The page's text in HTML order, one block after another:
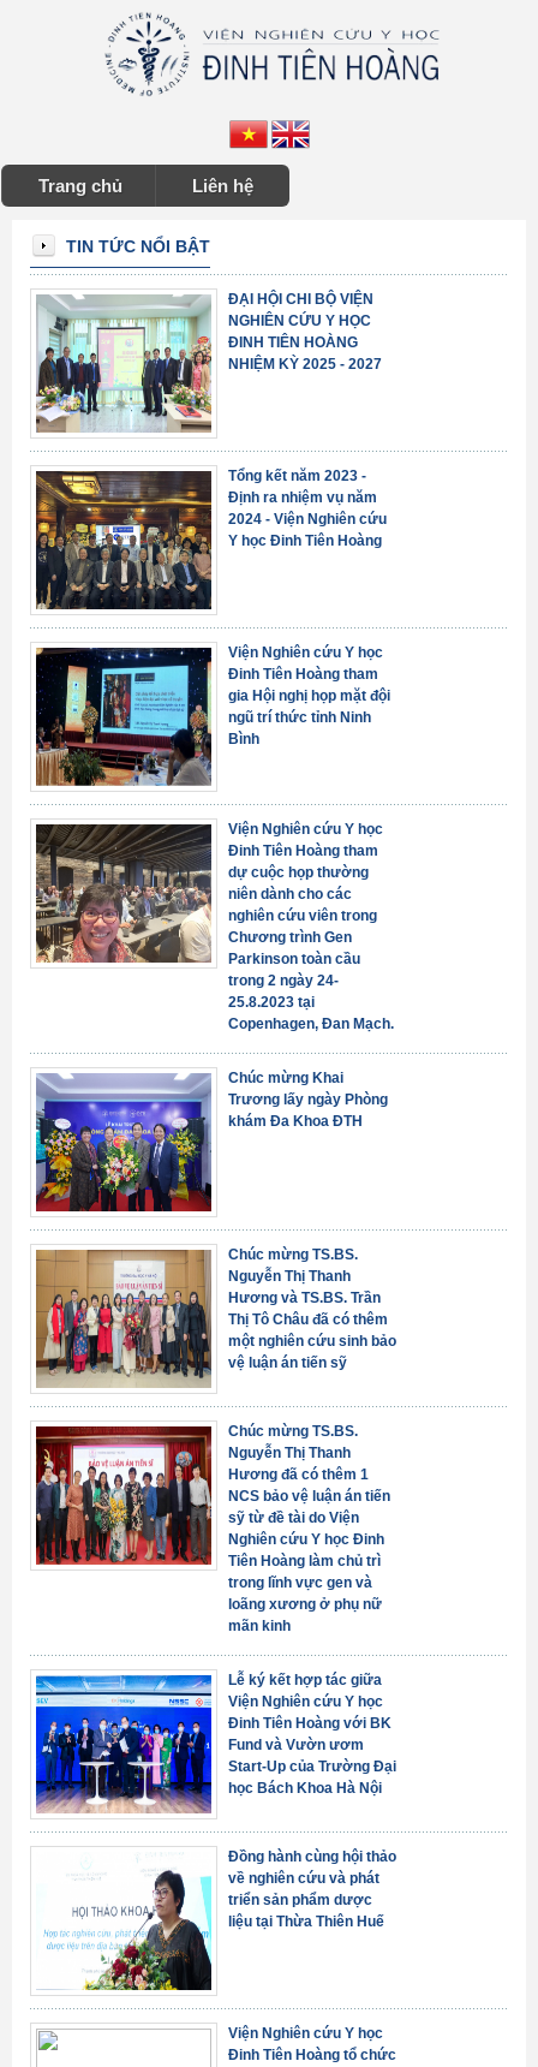
Trang chủ Liên hệ
TIN TỨC NỔI BẬT
ĐẠI HỘI CHI BỘ VIỆN
NGHIÊN CỨU Y HỌC
ĐINH TIÊN HOÀNG
NHIỆM KỲ 2025 - 2027
Tổng kết năm 2023 -
Định ra nhiệm vụ năm
2024 - Viện Nghiên cứu
Y học Đinh Tiên Hoàng
Viện Nghiên cứu Y học
Đinh Tiên Hoàng tham
gia Hội nghị họp mặt đội
ngũ trí thức tỉnh Ninh
Bình
Viện Nghiên cứu Y học
Đinh Tiên Hoàng tham
dự cuộc họp thường
niên dành cho các
nghiên cứu viên trong
Chương trình Gen
Parkinson toàn cầu
trong 2 ngày 24-
25.8.2023 tại
Copenhagen, Đan Mạch.
Chúc mừng Khai
Trương lấy ngày Phòng
khám Đa Khoa ĐTH
Chúc mừng TS.BS.
Nguyễn Thị Thanh
Hương và TS.BS. Trần
Thị Tô Châu đã có thêm
một nghiên cứu sinh bảo
vệ luận án tiến sỹ
Chúc mừng TS.BS.
Nguyễn Thị Thanh
Hương đã có thêm 1
NCS bảo vệ luận án tiến
sỹ từ đề tài do Viện
Nghiên cứu Y học Đinh
Tiên Hoàng làm chủ trì
trong lĩnh vực gen và
loãng xương ở phụ nữ
mãn kinh
Lễ ký kết hợp tác giữa
Viện Nghiên cứu Y học
Đinh Tiên Hoàng với BK
Fund và Vườn ươm
Start-Up của Trường Đại
học Bách Khoa Hà Nội
Đồng hành cùng hội thảo
về nghiên cứu và phát
triển sản phẩm dược
liệu tại Thừa Thiên Huế
Viện Nghiên cứu Y học
Đinh Tiên Hoàng tổ chức